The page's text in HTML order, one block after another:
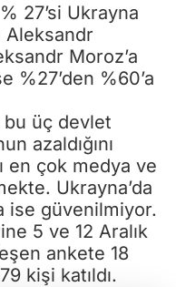
27’si Ukrayna
Aleksandr
Moroz’a
%27’den %60’a
bu üç devlet
azaldığını
en çok medya ve
Ukrayna’da
ise güvenilmiyor.
5 ve 12 Aralık
ankete 18
kişi katıldı.